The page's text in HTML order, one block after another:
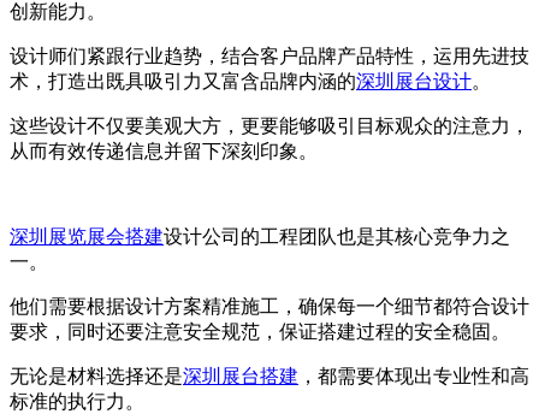
创新能力。
设计师们紧跟行业趋势，结合客户品牌产品特性，运用先进技
术，打造出既具吸引力又富含品牌内涵的深圳展台设计。
这些设计不仅要美观大方，更要能够吸引目标观众的注意力，
从而有效传递信息并留下深刻印象。
深圳展览展会搭建设计公司的工程团队也是其核心竞争力之
一。
他们需要根据设计方案精准施工，确保每一个细节都符合设计
要求，同时还要注意安全规范，保证搭建过程的安全稳固。
无论是材料选择还是深圳展台搭建 ，都需要体现出专业性和高
标准的执行力。